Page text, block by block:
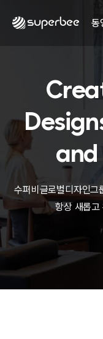
동
동
사
웹
제
동
웹
패
수퍼비글로벌디자인그
항상 새롭고